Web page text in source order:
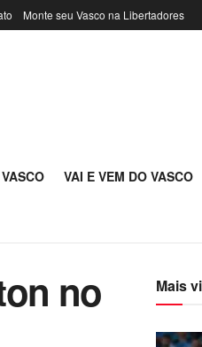
Monte seu Vasco na Libertadores
VAI E VEM DO VASCO
no
Mais